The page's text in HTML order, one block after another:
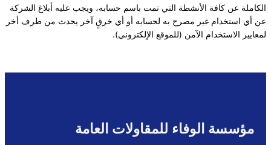
الكاملة عن كافة الأنشطة التي تمت باسم حسابه، ويجب عليه أبلاغ الشركة
عن أي استخدام غير مصرح به لحسابه أو أي خرقٍ آخر يحدث من طرف أخر
لمعايير الاستخدام الآمن (للموقع الإلكتروني).
مؤسسة الوفاء للمقاولات العامة